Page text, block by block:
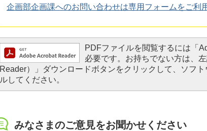
企画部企画課へのお問い合わせは専用フォームをご利
PDFファイルを閲覧するには「
必要です。お持ちでない方は、
Reader）」ダウンロードボタンをクリックして、ソフ
ルしてください。
みなさまのご意見をお聞かせください